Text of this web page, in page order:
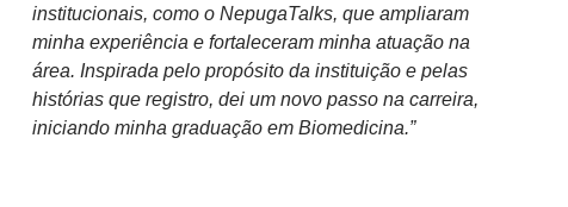
institucionais, como o NepugaTalks, que ampliaram
minha experiência e fortaleceram minha atuação na
área. Inspirada pelo propósito da instituição e pelas
histórias que registro, dei um novo passo na carreira,
iniciando minha graduação em Biomedicina.”